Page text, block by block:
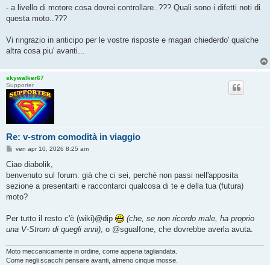
- a livello di motore cosa dovrei controllare..??? Quali sono i difetti noti di
questa moto..???
Vi ringrazio in anticipo per le vostre risposte e magari chiederdo' qualche
altra cosa piu' avanti...
skywalker67
Supporter
Re: v-strom comodità in viaggio
M
s
a
g
i
ven apr 10, 2026 8:25 am
Ciao diabolik,
benvenuto sul forum: già che ci sei, perché non passi nell'apposita
sezione a presentarti e raccontarci qualcosa di te e della tua (futura)
moto?
Per tutto il resto c'è (wiki)@dip
(che, se non ricordo male, ha proprio
una V-Strom di quegli anni) , o @sgualfone, che dovrebbe averla avuta.
Moto meccanicamente in ordine, come appena tagliandata.
Come negli scacchi pensare avanti, almeno cinque mosse.